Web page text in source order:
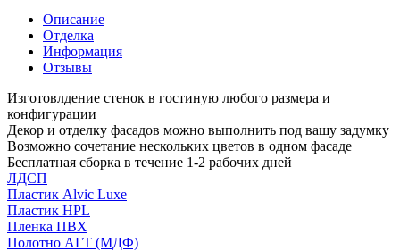
Описание
Отделка
Информация
Отзывы
Изготовлдение стенок в гостиную любого размера и
конфигурации
Декор и отделку фасадов можно выполнить под вашу задумку
Возможно сочетание нескольких цветов в одном фасаде
Бесплатная сборка в течение 1-2 рабочих дней
ЛДСП
Пластик Alvic Luxe
Пластик HPL
Пленка ПВХ
Полотно АГТ (МДФ)